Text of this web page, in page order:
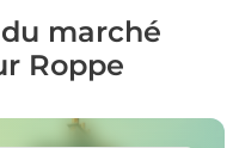
marché
Roppe